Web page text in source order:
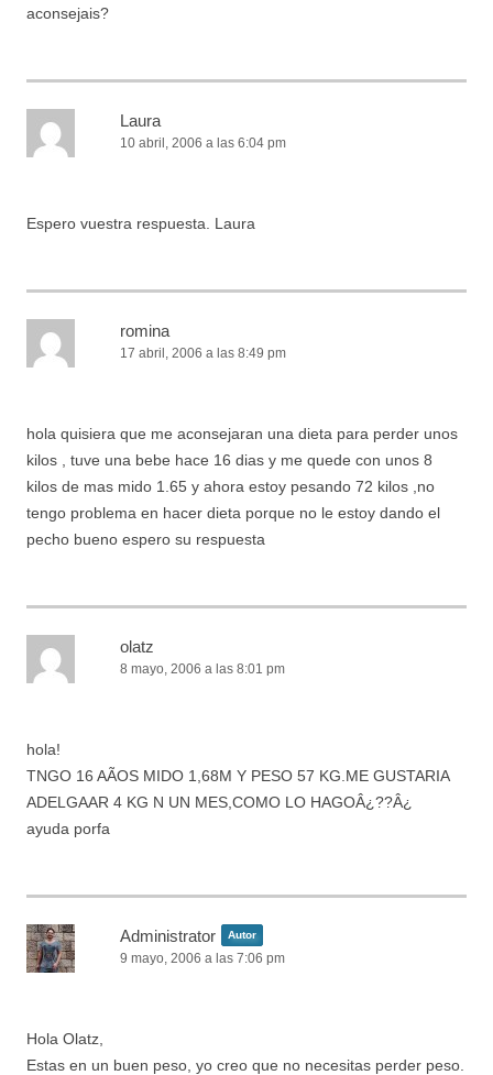
aconsejais?
Laura
10 abril, 2006 a las 6:04 pm
Espero vuestra respuesta. Laura
romina
17 abril, 2006 a las 8:49 pm
hola quisiera que me aconsejaran una dieta para perder unos
kilos , tuve una bebe hace 16 dias y me quede con unos 8
kilos de mas mido 1.65 y ahora estoy pesando 72 kilos ,no
tengo problema en hacer dieta porque no le estoy dando el
pecho bueno espero su respuesta
olatz
8 mayo, 2006 a las 8:01 pm
hola!
TNGO 16 AÃOS MIDO 1,68M Y PESO 57 KG.ME GUSTARIA
ADELGAAR 4 KG N UN MES,COMO LO HAGOÂ¿??Â¿
ayuda porfa
Administrator Autor
9 mayo, 2006 a las 7:06 pm
Hola Olatz,
Estas en un buen peso, yo creo que no necesitas perder peso.